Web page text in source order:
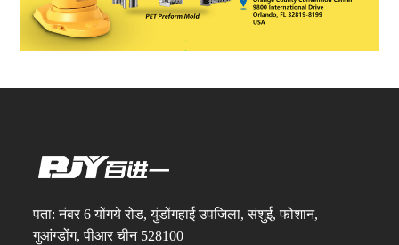
पता: नंबर 6 योंगये रोड, युंडोंगहाई उपजिला, संशुई, फोशान,
गुआंग्डोंग, पीआर चीन 528100